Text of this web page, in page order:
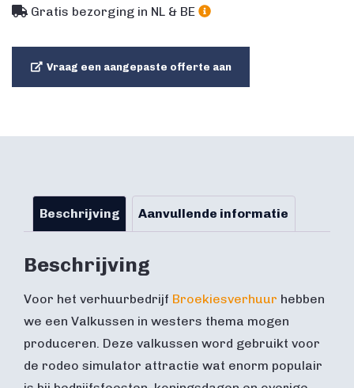
Gratis bezorging in NL & BE
Vraag een aangepaste offerte aan
Beschrijving Aanvullende informatie
Beschrijving
Voor het verhuurbedrijf Broekiesverhuur hebben
we een Valkussen in westers thema mogen
produceren. Deze valkussen word gebruikt voor
de rodeo simulator attractie wat enorm populair